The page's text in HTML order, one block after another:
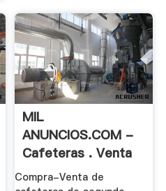
MIL
ANUNCIOS.COM -
Cafeteras . Venta
De .
Compra-Venta de